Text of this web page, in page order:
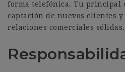
forma telefónica. Tu principal
captación de nuevos clientes
relaciones comerciales sólidas.